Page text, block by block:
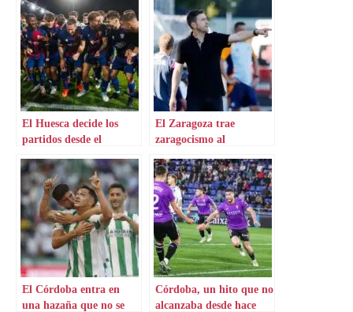
El Huesca decide los
partidos desde el
El Zaragoza trae
zaragocismo al
El Córdoba entra en
una hazaña que no se
Córdoba, un hito que no
alcanzaba desde hace